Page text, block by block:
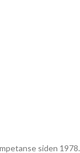
siden 1978.